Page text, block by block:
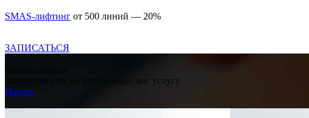
SMAS-лифтинг от 500 линий — 20%
ЗАПИСАТЬСЯ
Запишитесь на интересующую вас услугу
Начать